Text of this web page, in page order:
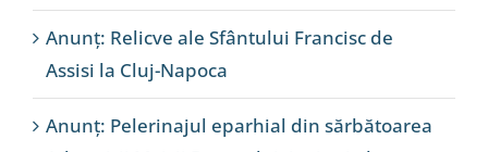
Anunț: Relicve ale Sfântului Francisc de
Assisi la Cluj-Napoca
Anunț: Pelerinajul eparhial din sărbătoarea